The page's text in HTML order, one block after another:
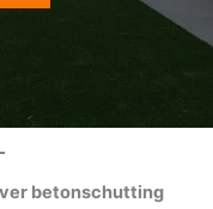
betonschutting